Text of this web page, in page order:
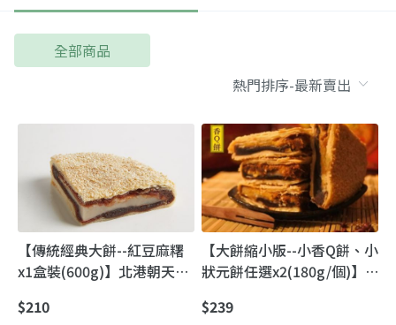
全部商品
【傳統經典大餅--紅豆麻糬
x1盒裝(600g)】北港朝天宮
$210
【大餅縮小版--小香Q餅、小
狀元餅任選x2(180g/個)】
味喜餅・迷你大餅雙口味任
$239